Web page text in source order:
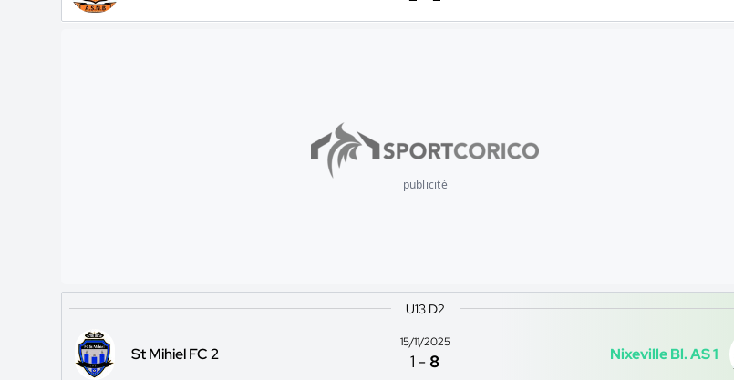
publicité
U13 D2
St Mihiel FC 2
15/11/2025
1 -8 Nixeville Bl. AS 1